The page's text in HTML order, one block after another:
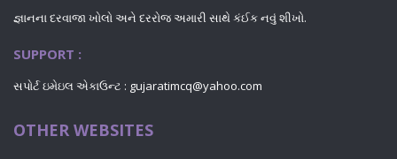
જ્ઞાનના દરવાજા ખોલો અને દરરોજ અમારી સાથે કંઈક નવું શીખો.
SUPPORT :
સપોર્ટ ઇમેઇલ એકાઉન્ટ : gujaratimcq@yahoo.com
OTHER WEBSITES